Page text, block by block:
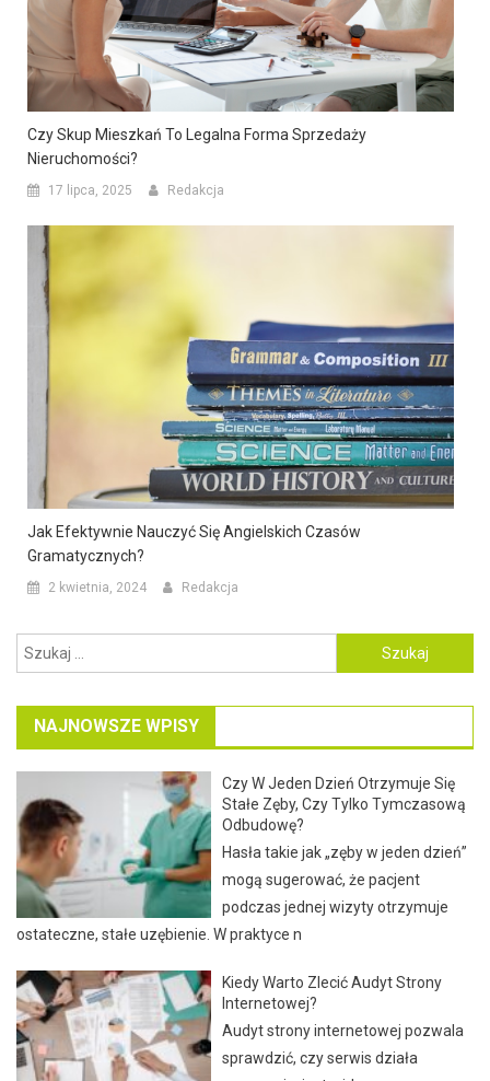
Czy Skup Mieszkań To Legalna Forma Sprzedaży
Nieruchomości?
17 lipca, 2025 Redakcja
Jak Efektywnie Nauczyć Się Angielskich Czasów
Gramatycznych?
2 kwietnia, 2024 Redakcja
Szukaj:
NAJNOWSZE WPISY
Czy W Jeden Dzień Otrzymuje Się
Stałe Zęby, Czy Tylko Tymczasową
Odbudowę?
Hasła takie jak „zęby w jeden dzień”
mogą sugerować, że pacjent
podczas jednej wizyty otrzymuje
ostateczne, stałe uzębienie. W praktyce n
Kiedy Warto Zlecić Audyt Strony
Internetowej?
Audyt strony internetowej pozwala
sprawdzić, czy serwis działa